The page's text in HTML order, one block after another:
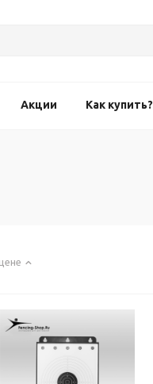
Акции Как купить?